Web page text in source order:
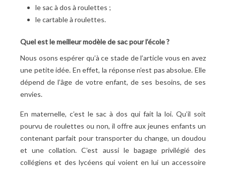
le sac à dos à roulettes ;
le cartable à roulettes.
Quel est le meilleur modèle de sac pour l’école ?
Nous osons espérer qu’à ce stade de l’article vous en avez
une petite idée. En effet, la réponse n’est pas absolue. Elle
dépend de l’âge de votre enfant, de ses besoins, de ses
envies.
En maternelle, c’est le sac à dos qui fait la loi. Qu’il soit
pourvu de roulettes ou non, il offre aux jeunes enfants un
contenant parfait pour transporter du change, un doudou
et une collation. C’est aussi le bagage privilégié des
collégiens et des lycéens qui voient en lui un accessoire